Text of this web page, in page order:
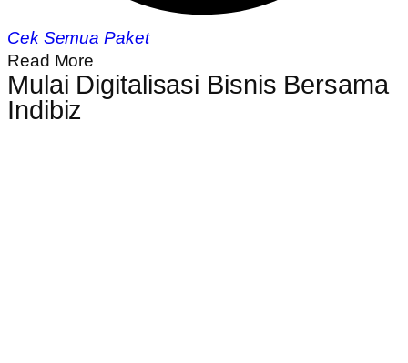
Cek Semua Paket
Read More
Mulai Digitalisasi Bisnis Bersama
Indibiz